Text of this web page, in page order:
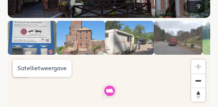
9
Satellietweergave